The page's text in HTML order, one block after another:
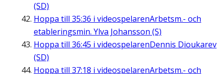
(SD)
Hoppa till 35:36 i videospelarenArbetsm.- och
etableringsmin. Ylva Johansson (S)
Hoppa till 36:45 i videospelarenDennis Dioukarev
(SD)
Hoppa till 37:18 i videospelarenArbetsm.- och